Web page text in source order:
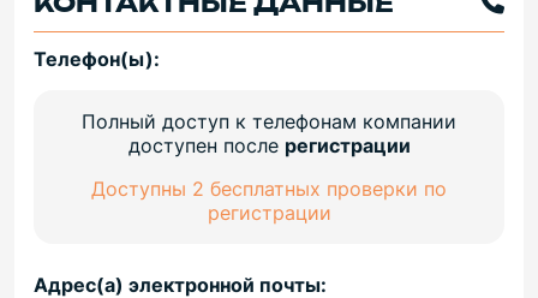
Телефон(ы):
Полный доступ к телефонам компании
доступен после регистрации
Доступны 2 бесплатных проверки по
регистрации
Адрес(а) электронной почты: